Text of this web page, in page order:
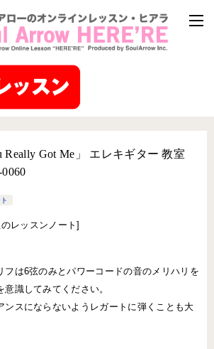
Really Got Me」 エレキギター 教室
レッスンノート]
フは6弦のみとパワーコードの音のメリハリを
識してみてください。
ンスにならないようレガートに弾くことも大